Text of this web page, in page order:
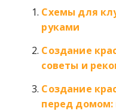
Схемы для
руками
Создание
советы и
Создание
перед домом: